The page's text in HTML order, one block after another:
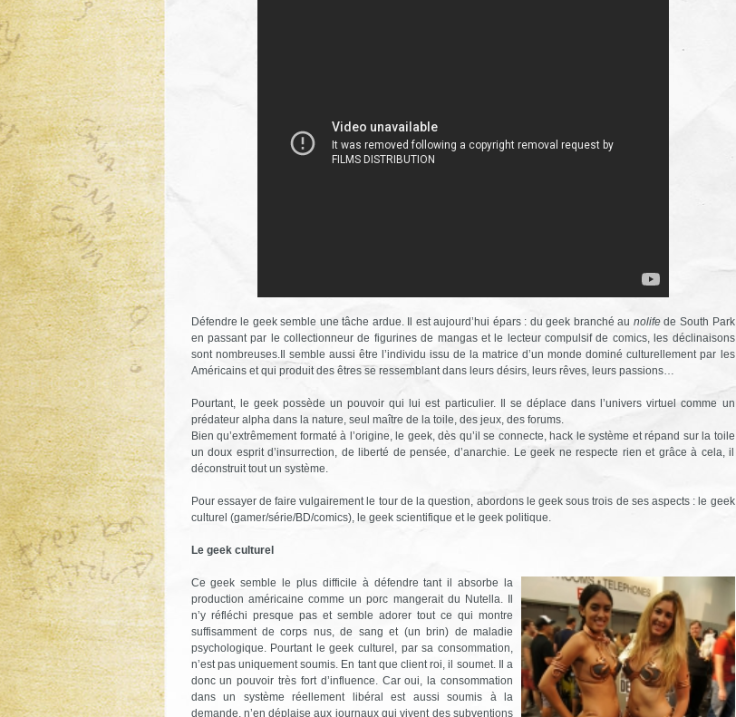
Défendre le geek semble une tâche ardue. Il est aujourd’hui épars : du geek branché au nolifede South Park
en passant par le collectionneur de figurines de mangas et le lecteur compulsif de comics, les déclinaisons
sont nombreuses.Il semble aussi être l’individu issu de la matrice d’un monde dominé culturellement par les
Américains et qui produit des êtres se ressemblant dans leurs désirs, leurs rêves, leurs passions…
Pourtant, le geek possède un pouvoir qui lui est particulier. Il se déplace dans l’univers virtuel comme un
prédateur alpha dans la nature, seul maître de la toile, des jeux, des forums.
Bien qu’extrêmement formaté à l’origine, le geek, dès qu’il se connecte, hack le système et répand sur la toile
un doux esprit d’insurrection, de liberté de pensée, d’anarchie. Le geek ne respecte rien et grâce à cela, il
déconstruit tout un système.
Pour essayer de faire vulgairement le tour de la question, abordons le geek sous trois de ses aspects : le geek
culturel (gamer/série/BD/comics), le geek scientifique et le geek politique.
Le geek culturel
Ce geek semble le plus difficile à défendre tant il absorbe la
production américaine comme un porc mangerait du Nutella. Il
n’y réfléchi presque pas et semble adorer tout ce qui montre
suffisamment de corps nus, de sang et (un brin) de maladie
psychologique. Pourtant le geek culturel, par sa consommation,
n’est pas uniquement soumis. En tant que client roi, il soumet. Il a
donc un pouvoir très fort d’influence. Car oui, la consommation
dans un système réellement libéral est aussi soumis à la
demande, n’en déplaise aux journaux qui vivent des subventions